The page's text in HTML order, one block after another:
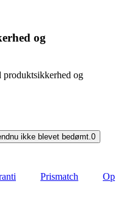
og
produktsikkerhed og
ikke blevet bedømt. 0
Prismatch
Op